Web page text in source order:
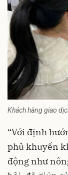
Khách hàng giao
“Với định
phủ khuyến
động như